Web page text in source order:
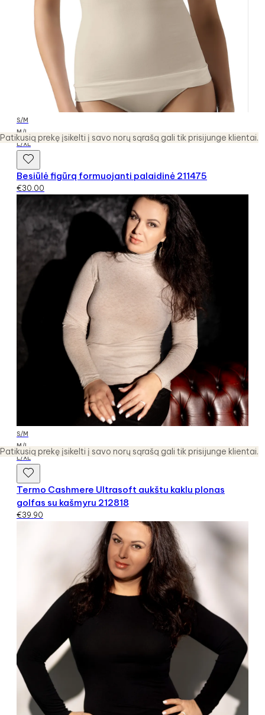
Patikusią prekę įsikelti į savo norų sąrašą gali tik prisijunge klientai.
Patikusią prekę įsikelti į savo norų sąrašą gali tik prisijunge klientai.
S/M
M/L
L/XL
Besiūlė figūrą formuojanti palaidinė 211475
€30.00
S/M
M/L
L/XL
Termo Cashmere Ultrasoft aukštu kaklu plonas
golfas su kašmyru 212818
€39.90